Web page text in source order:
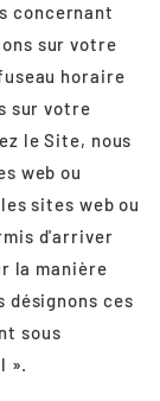
concernant
sur votre
horaire
sur votre
le Site, nous
web ou
sites web ou
d'arriver
la manière
désignons ces
sous
».